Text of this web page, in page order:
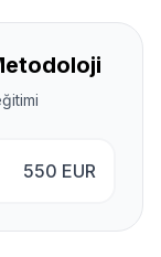
550 EUR